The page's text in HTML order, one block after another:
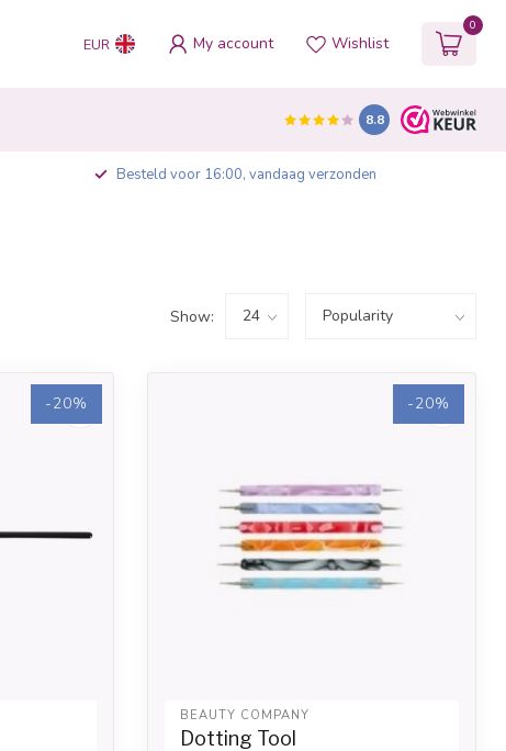
EUR My account Wishlist
0
8.8
Besteld voor 16:00, vandaag verzonden
Show:
-20% -20%
BEAUTY COMPANY
Dotting Tool